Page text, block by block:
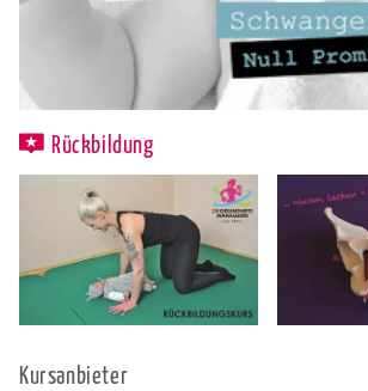
Rückbildung
Kurs­an­bie­ter